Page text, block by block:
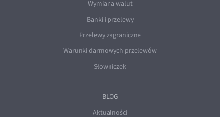
Wymiana walut
Banki i przelewy
Przelewy zagraniczne
Warunki darmowych przelewów
Słowniczek
BLOG
Aktualności